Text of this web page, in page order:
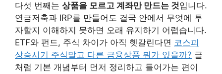
다섯 번째는 상품을 모르고 계좌만 만드는 것입니다.
연금저축과 IRP를 만들어도 결국 안에서 무엇에 투
자할지 이해하지 못하면 오래 유지하기 어렵습니다.
ETF와 펀드, 주식 차이가 아직 헷갈린다면 코스피
상승시기 주식말고 다른 금융상품 뭐가 있을까? 글
처럼 기본 개념부터 먼저 정리하고 들어가는 편이